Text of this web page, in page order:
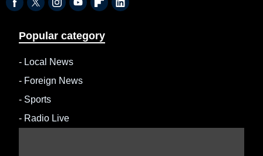
Popular category
- Local News
- Foreign News
- Sports
- Radio Live